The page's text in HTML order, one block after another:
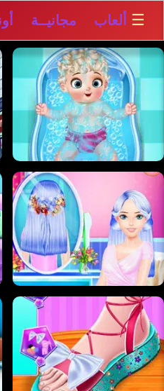
☰ ألعاب مجانيــة